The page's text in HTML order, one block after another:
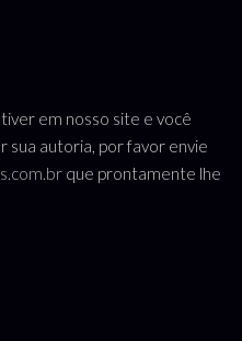
em nosso site e você
sua autoria, por favor envie
que prontamente lhe